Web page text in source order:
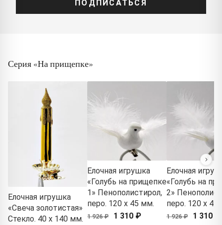
ПОДПИСАТЬСЯ
Серия «На прищепке»
Елочная игрушка
«Свеча золотистая»
Стекло. 40 x 140 мм.
Елочная игрушка
«Голубь на прищепке
1» Пенополистирол,
перо. 120 x 45 мм.
1 926 ₽ 1 310 ₽
Елочная
«Голубь на
2»
перо. 120 x 45
1 926 ₽ 1 310 ₽